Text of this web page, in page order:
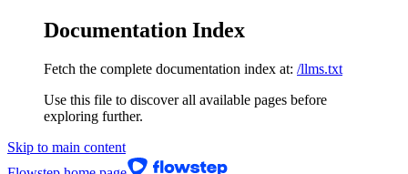
Documentation Index
Fetch the complete documentation index at: /llms.txt
Use this file to discover all available pages before
exploring further.
Skip to main content